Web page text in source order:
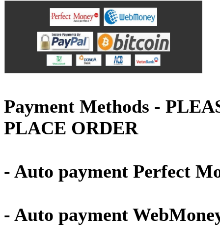
Payment Methods -
PLACE ORDER
- Auto payment Perfect
- Auto payment